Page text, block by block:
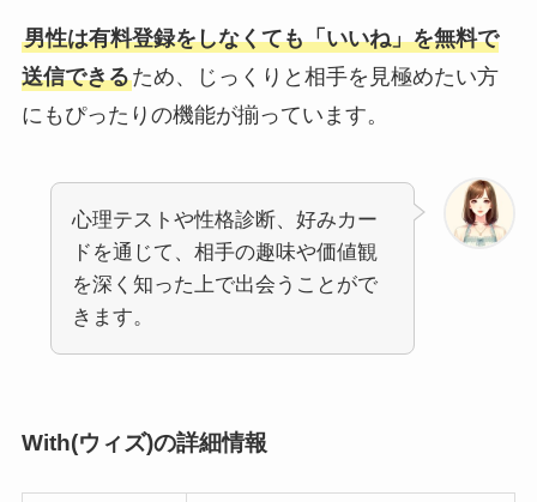
男性は有料登録をしなくても「いいね」を無料で
送信できるため、じっくりと相手を見極めたい方
にもぴったりの機能が揃っています。
心理テストや性格診断、好みカー
ドを通じて、相手の趣味や価値観
を深く知った上で出会うことがで
きます。
With(ウィズ)の詳細情報